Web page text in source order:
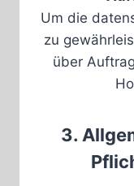
Um die
zu
über
3.